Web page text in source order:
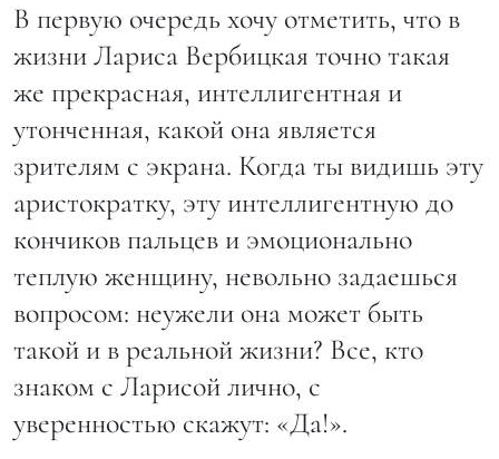
В первую очередь хочу отметить, что в
жизни Лариса Вербицкая точно такая
же прекрасная, интеллигентная и
утонченная, какой она является
зрителям с экрана. Когда ты видишь эту
аристократку, эту интеллигентную до
кончиков пальцев и эмоционально
теплую женщину, невольно задаешься
вопросом: неужели она может быть
такой и в реальной жизни? Все, кто
знаком с Ларисой лично, с
уверенностью скажут: «Да!».